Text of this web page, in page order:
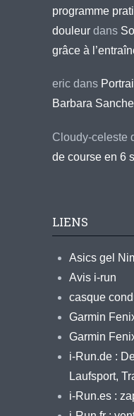
programme
douleur dans
grâce à
eric dans
Barbara
Cloudy-celeste
de course en 6
LIENS
Asics gel
Avis i-run
casque
Garmin
Garmin
i-Run.de :
Laufsport,
i-Run.es :